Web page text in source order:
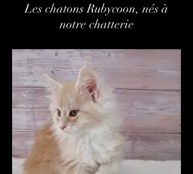
Les chatons Rubycoon, nés à
notre chatterie